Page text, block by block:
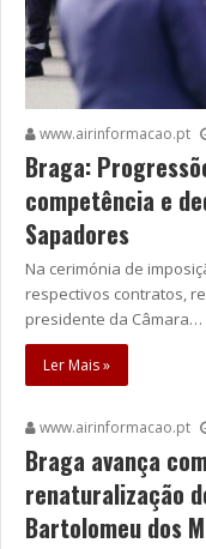
www.airinformacao.pt
Braga:
competência e
Sapadores
Na cerimónia de
respectivos contratos,
presidente da Câmara…
Ler Mais »
www.airinformacao.pt
Braga avança
renaturalização
Bartolomeu dos